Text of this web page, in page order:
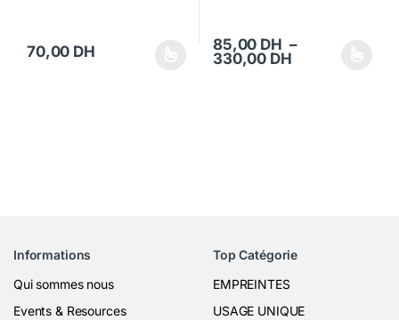
70,00 DH
Ce produit a plusieurs variations. Les options peuvent être
85,00 DH –
330,00 DHPlage de prix
Ce produit a plusieurs
Informations
Qui sommes nous
Events & Resources
Top Catégorie
EMPREINTES
USAGE UNIQUE